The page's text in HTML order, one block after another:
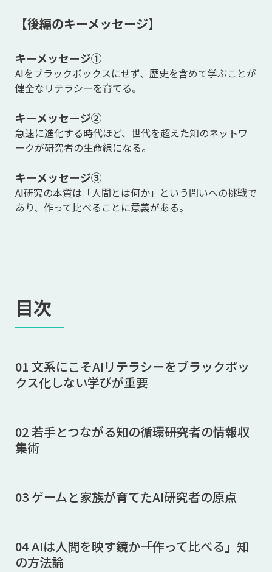
【後編のキーメッセージ】
キーメッセージ①
AIをブラックボックスにせず、歴史を含めて学ぶことが
健全なリテラシーを育てる。
キーメッセージ②
急速に進化する時代ほど、世代を超えた知のネットワ
ークが研究者の生命線になる。
キーメッセージ③
AI研究の本質は「人間とは何か」という問いへの挑戦で
あり、作って比べることに意義がある。
目次
01 文系にこそAIリテラシーを――ブラックボッ
クス化しない学びが重要
02 若手とつながる知の循環――研究者の情報収
集術
03 ゲームと家族が育てたAI研究者の原点
04 AIは人間を映す鏡か――「作って比べる」知
の方法論